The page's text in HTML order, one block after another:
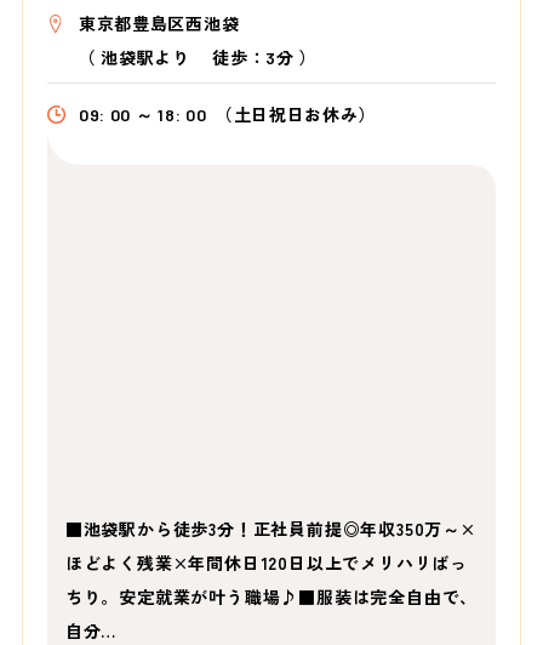
東京都豊島区西池袋
（池袋駅より徒歩：3分 ）
09: 00 ～ 18: 00 （土日祝日お休み）
■池袋駅から徒歩3分！正社員前提◎年収350万～×
ほどよく残業×年間休日120日以上でメリハリばっ
ちり。安定就業が叶う職場♪■服装は完全自由で、
自分…